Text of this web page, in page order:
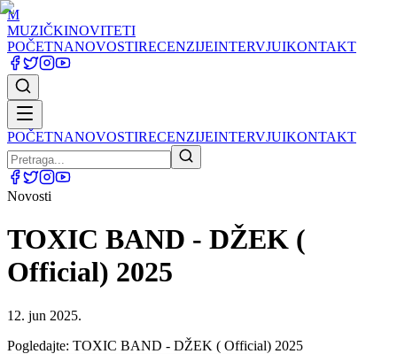
M
MUZIČKINOVITETI
POČETNANOVOSTIRECENZIJEINTERVJUIKONTAKT
POČETNANOVOSTIRECENZIJEINTERVJUIKONTAKT
Novosti
TOXIC BAND - DŽEK (
Official) 2025
12. jun 2025.
Pogledajte: TOXIC BAND - DŽEK ( Official) 2025